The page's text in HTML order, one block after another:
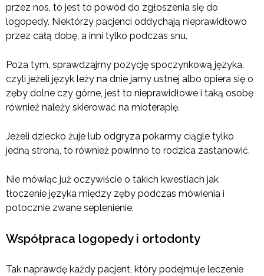
przez nos, to jest to powód do zgłoszenia się do
logopedy. Niektórzy pacjenci oddychają nieprawidłowo
przez całą dobę, a inni tylko podczas snu.
Poza tym, sprawdzajmy pozycję spoczynkową języka,
czyli jeżeli język leży na dnie jamy ustnej albo opiera się o
zęby dolne czy górne, jest to nieprawidłowe i taką osobę
również należy skierować na mioterapię.
Jeżeli dziecko żuje lub odgryza pokarmy ciągle tylko
jedną stroną, to również powinno to rodzica zastanowić.
Nie mówiąc już oczywiście o takich kwestiach jak
tłoczenie języka między zęby podczas mówienia i
potocznie zwane seplenienie.
Współpraca logopedy i ortodonty
Tak naprawdę każdy pacjent, który podejmuje leczenie